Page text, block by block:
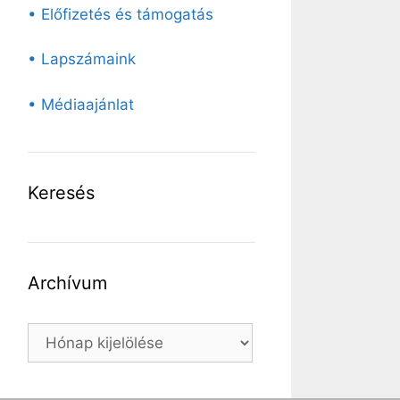
• Előfizetés és támogatás
• Lapszámaink
• Médiaajánlat
Keresés
Archívum
Archívum